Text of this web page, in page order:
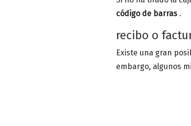
código de barras .
recibo o
Existe una gran
embargo, algunos